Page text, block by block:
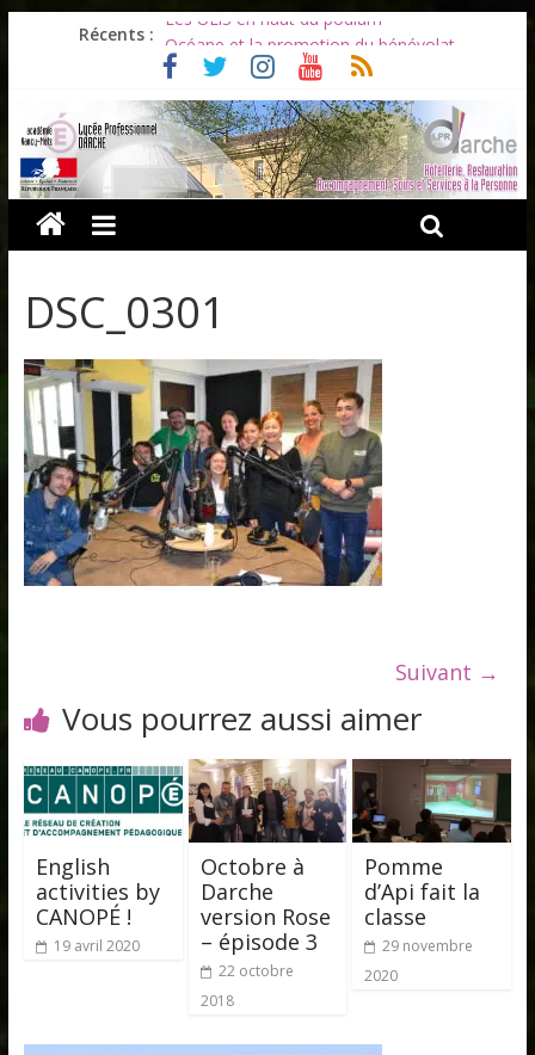
Récents : Les ULiS en haut du podium
Océane et la promotion du bénévolat
Bonnes vacances à tous !
Infos rentrée septembre 2026
Soirée d’adieux au Lycée Darche
DSC_0301
Suivant →
Vous pourrez aussi aimer
English
activities by
CANOPÉ !
19 avril 2020
Octobre à
Darche
version Rose
– épisode 3
22 octobre
2018
Pomme
d’Api fait la
classe
29 novembre
2020